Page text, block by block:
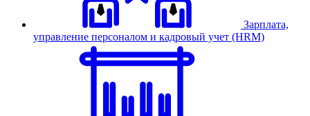
Зарплата,
управление персоналом и кадровый учет (HRM)